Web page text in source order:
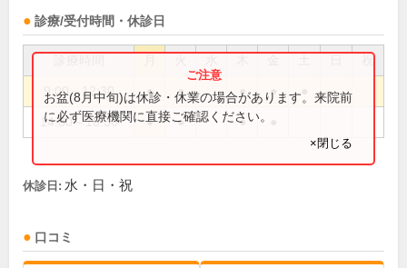
診療/受付時間・休診日
祝
9:00～12:30 ● ● ● ●
14:30～18:30 ● ● ●
お盆(8月中旬)は休診・休業の場合があります。来院前
に必ず医療機関に直接ご確認ください。
×閉じる
休診日: 水・日・祝
口コミ